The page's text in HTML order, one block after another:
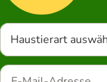
Haustierart